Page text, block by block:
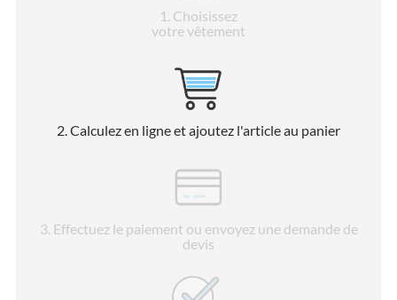
1 . Choisissez
votre vêtement
2. Calculez en ligne et ajoutez l'article au panier
3. Effectuez le paiement ou envoyez une demande de
devis